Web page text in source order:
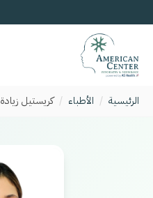
الرئيسية / الأطباء / كريستيل زيادة